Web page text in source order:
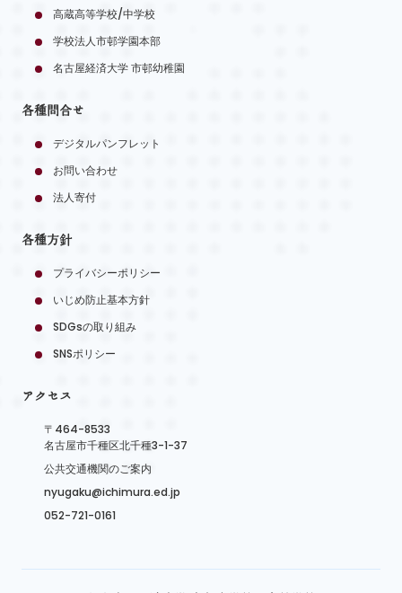
高蔵高等学校/中学校
学校法人市邨学園本部
名古屋経済大学 市邨幼稚園
各種問合せ
デジタルパンフレット
お問い合わせ
法人寄付
各種方針
プライバシーポリシー
いじめ防止基本方針
SDGsの取り組み
SNSポリシー
アクセス
〒464-8533
名古屋市千種区北千種3-1-37
公共交通機関のご案内
nyugaku@ichimura.ed.jp
052-721-0161